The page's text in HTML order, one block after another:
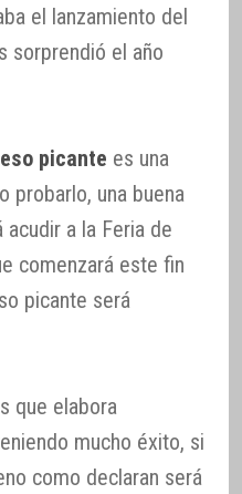
el lanzamiento del
sorprendió el año
picante es una
probarlo, una buena
a la Feria de
comenzará este fin
picante será
que elabora
mucho éxito, si
como declaran será